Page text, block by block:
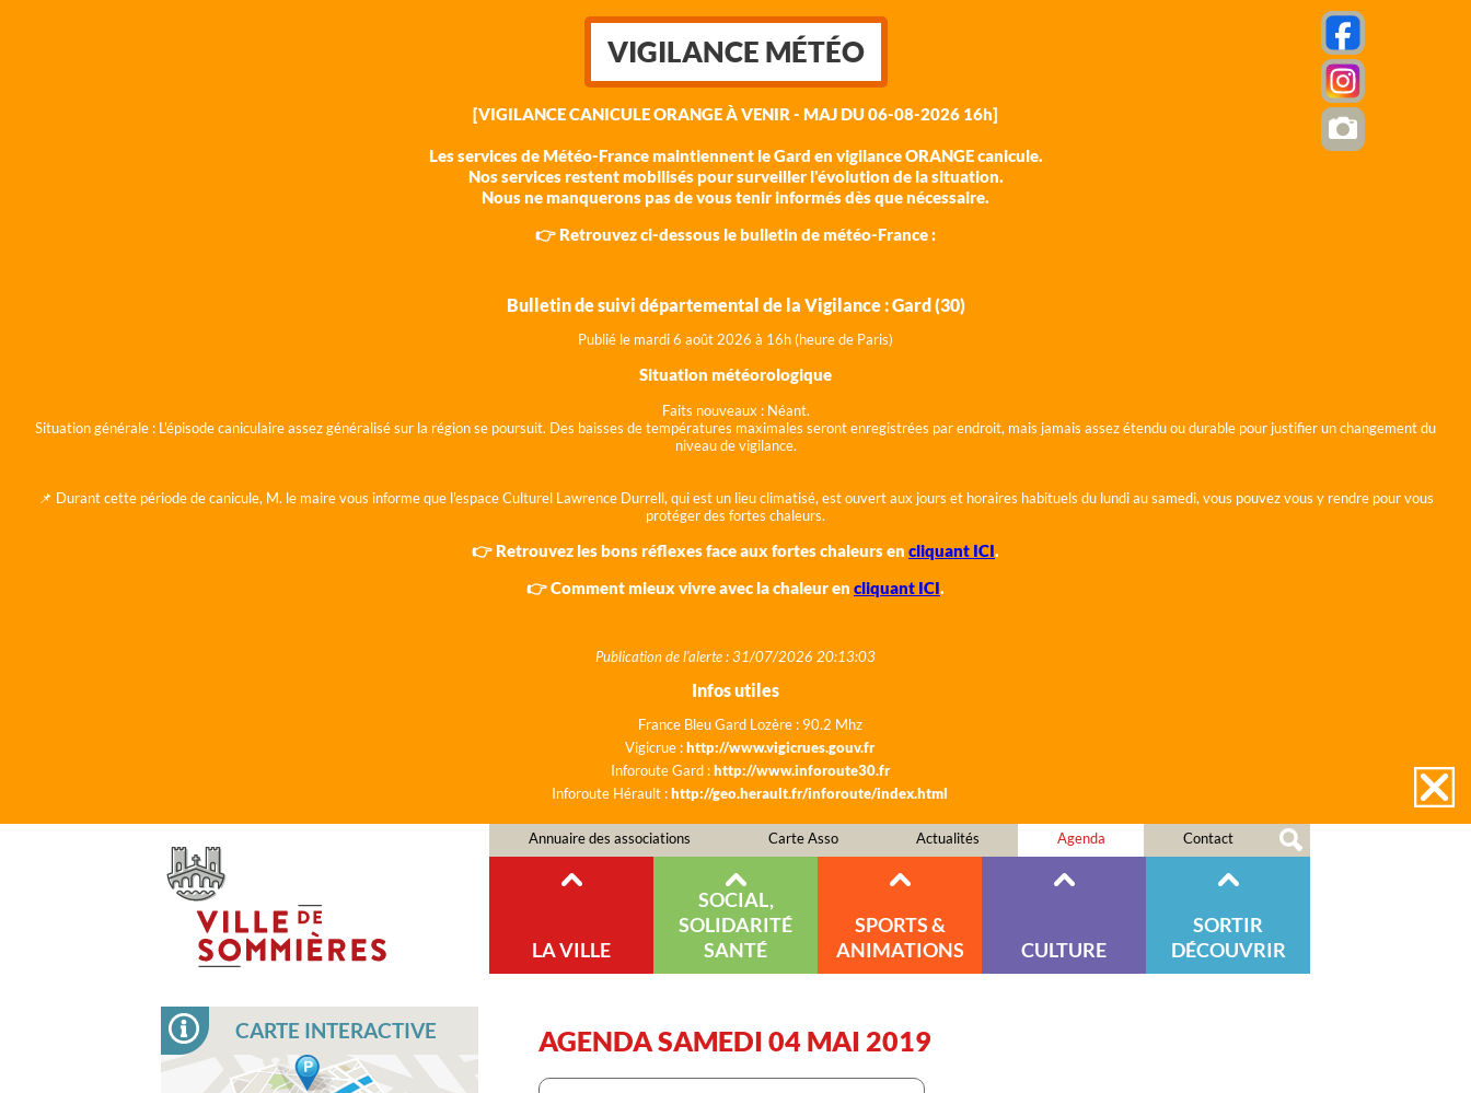
VIGILANCE MÉTÉO
[VIGILANCE CANICULE ORANGE À VENIR - MAJ DU 06-08-2026 16h]
Les services de Météo-France maintiennent le Gard en vigilance ORANGE canicule.
Nos services restent mobilisés pour surveiller l'évolution de la situation.
Nous ne manquerons pas de vous tenir informés dès que nécessaire.
👉 Retrouvez ci-dessous le bulletin de météo-France :
Bulletin de suivi départemental de la Vigilance : Gard (30)
Publié le mardi 6 août 2026 à 16h (heure de Paris)
Situation météorologique
Faits nouveaux : Néant.
Situation générale : L'épisode caniculaire assez généralisé sur la région se poursuit. Des baisses de températures maximales seront enregistrées par endroit, mais jamais assez étendu ou durable pour justifier un changement du
niveau de vigilance.
📌 Durant cette période de canicule, M. le maire vous informe que l'espace Culturel Lawrence Durrell, qui est un lieu climatisé, est ouvert aux jours et horaires habituels du lundi au samedi, vous pouvez vous y rendre pour vous
protéger des fortes chaleurs.
👉 Retrouvez les bons réflexes face aux fortes chaleurs en cliquant ICI.
👉 Comment mieux vivre avec la chaleur en cliquant ICI.
Publication de l'alerte : 31/07/2026 20:13:03
Infos utiles
France Bleu Gard Lozère : 90.2 Mhz
Vigicrue :http://www.vigicrues.gouv.fr
Inforoute Gard :http://www.inforoute30.fr
Inforoute Hérault :http://geo.herault.fr/inforoute/index.html
Annuaire des associations Carte Asso Actualités Agenda Contact
LA VILLE
SOCIAL,
SOLIDARITÉ
SANTÉ
SPORTS &
ANIMATIONS
CULTURE
SORTIR
DÉCOUVRIR
CARTE INTERACTIVE AGENDA SAMEDI 04 MAI 2019